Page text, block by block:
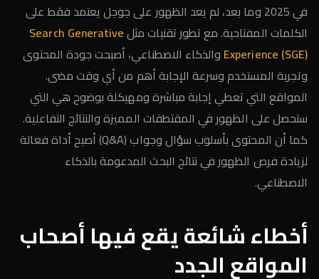
في 2025 وما بعد، لم يعد الظهور على جوجل يعتمد فقط على
الكلمات المفتاحية. مع تطور تقنيات مثلSearch Generative
Experience (SGE) والذكاء الاصطناعي، أصبحت جودة المحتوى
وتجربة المستخدم وسرعة الإجابة أهم من أي وقت مضى.
المواقع التي تعطي إجابة مباشرة ومهيكلة بوضوح هي التي
ستحصل على الظهور في المقتطفات المميزة والنتائج التفاعلية.
كما أن المحتوى بأسلوب سؤال وجواب (Q&A) أصبح أداة فعالة
لزيادة فرص الظهور في نتائج البحث المدعومة بالذكاء
الاصطناعي.
أخطاء شائعة يقع فيها أصحاب
المواقع الجدد